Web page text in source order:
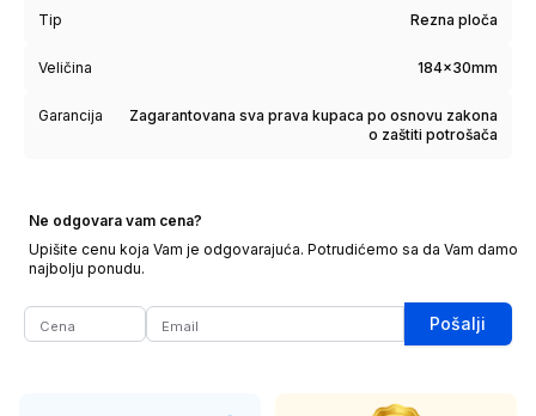
Tip Rezna ploča
Veličina 184x30mm
Garancija
Zagarantovana sva prava kupaca po osnovu zakona
o zaštiti potrošača
Ne odgovara vam cena?
Upišite cenu koja Vam je odgovarajuća. Potrudićemo sa da Vam damo
najbolju ponudu.
Pošalji